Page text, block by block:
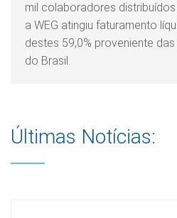
mil colaboradores
a WEG atingiu faturamento
destes 59,0% proveniente
do Brasil.
Últimas Notícias: